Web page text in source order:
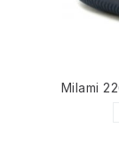
Milami